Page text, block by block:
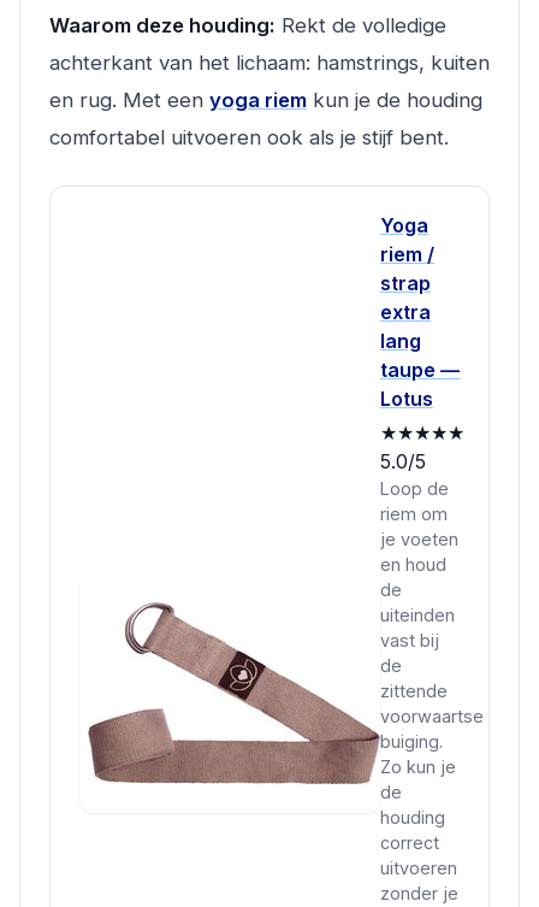
Waarom deze houding: Rekt de volledige
achterkant van het lichaam: hamstrings, kuiten
en rug. Met een yoga riem kun je de houding
comfortabel uitvoeren ook als je stijf bent.
Yoga
riem /
strap
extra
lang
taupe —
Lotus
★★★★★
5.0/5
Loop de
riem om
je voeten
en houd
de
uiteinden
vast bij
de
zittende
voorwaartse
buiging.
Zo kun je
de
houding
correct
uitvoeren
zonder je